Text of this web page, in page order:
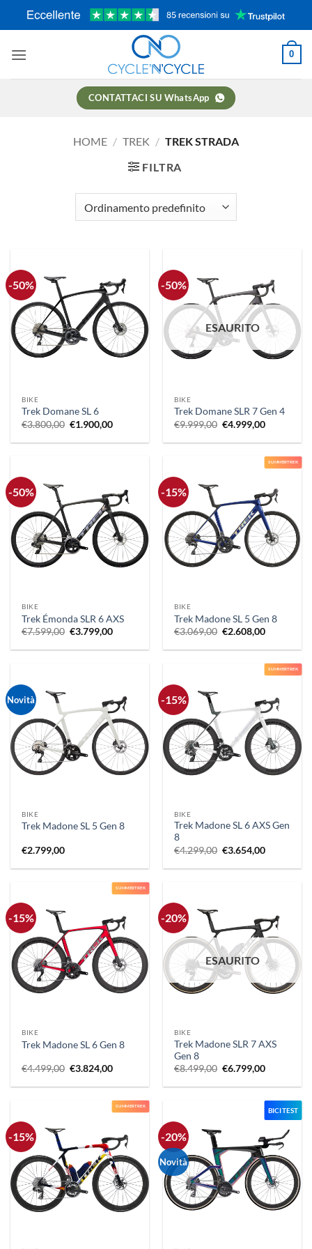
0
CONTATTACI SU WhatsApp
HOME / TREK / TREK STRADA
FILTRA
-50%
BIKE
Trek Domane SL 6
€3.800,00 Il
originale
€1.900,00Il
attuale
-50%
ESAURITO
BIKE
Trek Domane SLR 7 Gen 4
€9.999,00 Il
originale
€9.999,00.
€4.999,00Il
attuale
€4.999,00.
-50%
BIKE
Trek Émonda SLR 6 AXS
€7.599,00 Il
originale
€3.799,00Il
attuale
SUMMERTREK
-15%
BIKE
Trek Madone SL 5 Gen 8
€3.069,00 Il
originale
€3.069,00.
€2.608,00Il
attuale
€2.608,00.
Novità
BIKE
Trek Madone SL 5 Gen 8
€2.799,00
SUMMERTREK
-15%
BIKE
Trek Madone SL 6 AXS Gen
8
€4.299,00 Il
originale
€3.654,00Il
attuale
SUMMERTREK
-15%
BIKE
Trek Madone SL 6 Gen 8
€4.499,00 Il
originale
€4.499,00.
€3.824,00Il
attuale
€3.824,00.
-20%
ESAURITO
BIKE
Trek Madone SLR 7 AXS
Gen 8
€8.499,00 Il
originale
€8.499,00.
€6.799,00Il
attuale
€6.799,00.
SUMMERTREK
-15%
BICI TEST
-20%
Novità